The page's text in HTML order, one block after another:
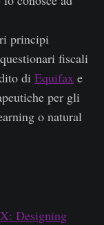
principi
fiscali
di Equifax e
per gli
o natural
Designing